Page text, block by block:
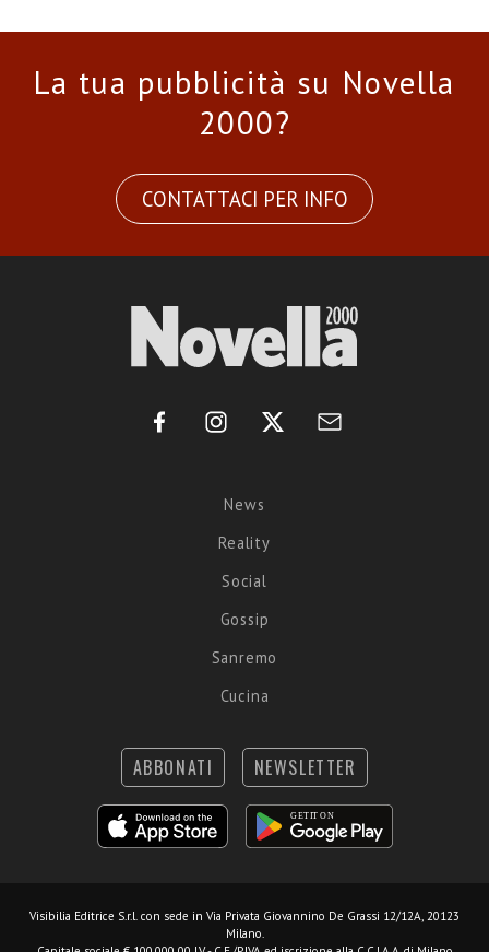
La tua pubblicità su Novella
2000?
CONTATTACI PER INFO
News
Reality
Social
Gossip
Sanremo
Cucina
ABBONATI NEWSLETTER
Visibilia Editrice S.r.l. con sede in Via Privata Giovannino De Grassi 12/12A, 20123
Milano.